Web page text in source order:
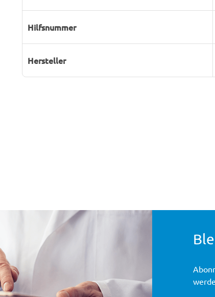
Hilfsnummer
Hersteller